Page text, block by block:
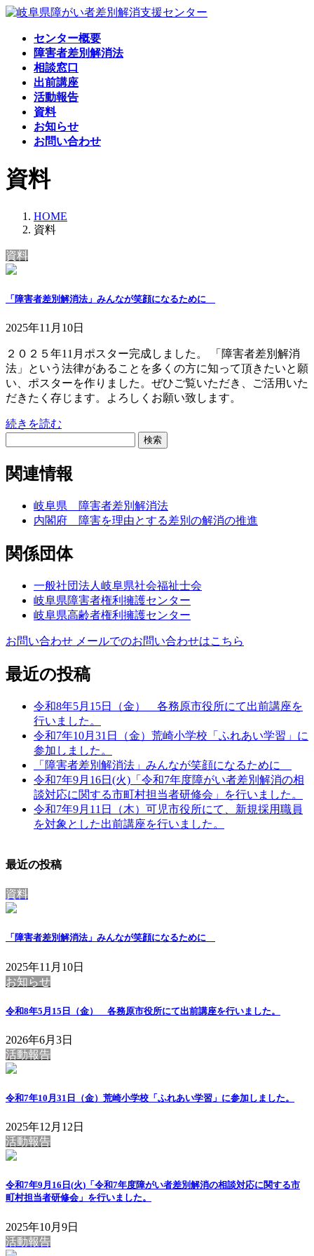
コ
ナ
センター概要
障害者差別解消法
相談窓口
出前講座
活動報告
資料
お知らせ
お問い合わせ
資料
HOME
資料
資料
「障害者差別解消法」みんなが笑顔になるために
2025年11月10日
２０２５年11月ポスター完成しました。 「障害者差別解消
法」という法律があることを多くの方に知って頂きたいと願
い、ポスターを作りました。ぜひご覧いただき、ご活用いた
だきたく存じます。よろしくお願い致します。
続きを読む
関連情報
岐阜県 障害者差別解消法
内閣府 障害を理由とする差別の解消の推進
関係団体
一般社団法人岐阜県社会福祉士会
岐阜県障害者権利擁護センター
岐阜県高齢者権利擁護センター
お問い合わせ メールでのお問い合わせはこちら
最近の投稿
令和8年5月15日（金） 各務原市役所にて出前講座を
行いました。
令和7年10月31日（金）荒崎小学校「ふれあい学習」に
参加しました。
「障害者差別解消法」みんなが笑顔になるために
令和7年9月16日(火)「令和7年度障がい者差別解消の相
談対応に関する市町村担当者研修会」を行いました。
令和7年9月11日（木）可児市役所にて、新規採用職員
を対象とした出前講座を行いました。
最近の投稿
資料
「障害者差別解消法」みんなが笑顔になるために
2025年11月10日
お知らせ
令和8年5月15日（金） 各務原市役所にて出前講座を行いました。
2026年6月3日
活動報告
令和7年10月31日（金）荒崎小学校「ふれあい学習」に参加しました。
2025年12月12日
活動報告
令和7年9月16日(火)「令和7年度障がい者差別解消の相談対応に関する市
町村担当者研修会」を行いました。
2025年10月9日
活動報告